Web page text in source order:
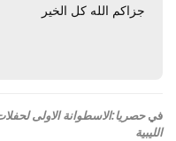
جزاكم الله كل الخير
فيحصريا:الاسطوانة الاولى
الليبية